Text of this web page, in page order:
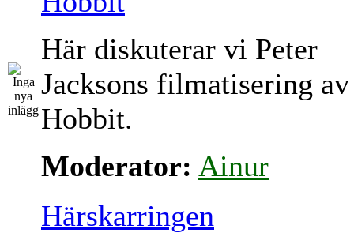
Här diskuterar vi Peter
Jacksons filmatisering
Hobbit.
Moderator: Ainur
Härskarringen